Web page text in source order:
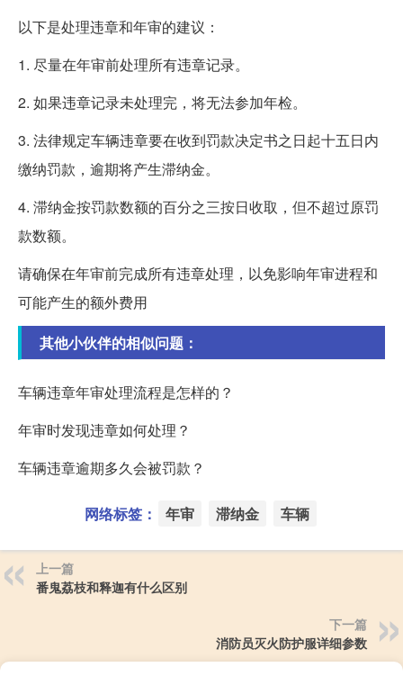
以下是处理违章和年审的建议：
1. 尽量在年审前处理所有违章记录。
2. 如果违章记录未处理完，将无法参加年检。
3. 法律规定车辆违章要在收到罚款决定书之日起十五日内
缴纳罚款，逾期将产生滞纳金。
4. 滞纳金按罚款数额的百分之三按日收取，但不超过原罚
款数额。
请确保在年审前完成所有违章处理，以免影响年审进程和
可能产生的额外费用
其他小伙伴的相似问题：
车辆违章年审处理流程是怎样的？
年审时发现违章如何处理？
车辆违章逾期多久会被罚款？
网络标签： 年审 滞纳金 车辆
上一篇
番鬼荔枝和释迦有什么区别
下一篇
消防员灭火防护服详细参数